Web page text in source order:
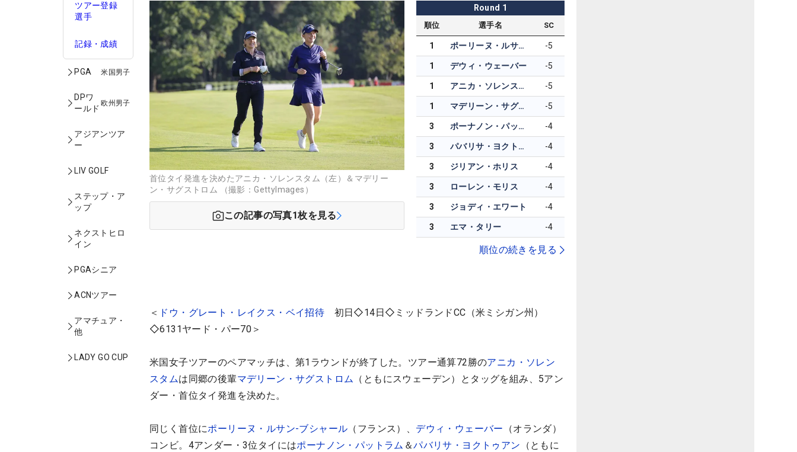
ツアー登録
選手
記録・成績
PGA 米国男子
DPワ
ールド
欧州男子
アジアンツア
ー
LIV GOLF
ステップ・ア
ップ
ネクストヒロ
イン
PGAシニア
ACNツアー
アマチュア・
他
LADY GO CUP
首位タイ発進を決めたアニカ・ソレンスタム（左）＆マデリー
ン・サグストロム （撮影：GettyImages）
この記事の写真1枚を見る
Round 1
順位 選手名 SC
1 ポーリーヌ・ルサン=ブシャール -5
1 デウィ・ウェーバー -5
1 アニカ・ソレンスタム -5
1 マデリーン・サグストロム -5
3 ポーナノン・パットラム -4
3 パバリサ・ヨクトゥアン -4
3 ジリアン・ホリス -4
3 ローレン・モリス -4
3 ジョディ・エワート -4
3 エマ・タリー -4
順位の続きを見る
＜ ドウ・グレート・レイクス・ベイ招待 初日◇14日◇ミッドランドCC（米ミシガン州）
◇6131ヤード・パー70＞
米国女子ツアーのペアマッチは、第1ラウンドが終了した。ツアー通算72勝のアニカ・ソレン
スタムは同郷の後輩マデリーン・サグストロム （ともにスウェーデン）とタッグを組み、5アン
ダー・首位タイ発進を決めた。
同じく首位にポーリーヌ・ルサン-ブシャール （フランス）、 デウィ・ウェーバー （オランダ）
コンビ。4アンダー・3位タイにはポーナノン・パットラム ＆パバリサ・ヨクトゥアン （ともに